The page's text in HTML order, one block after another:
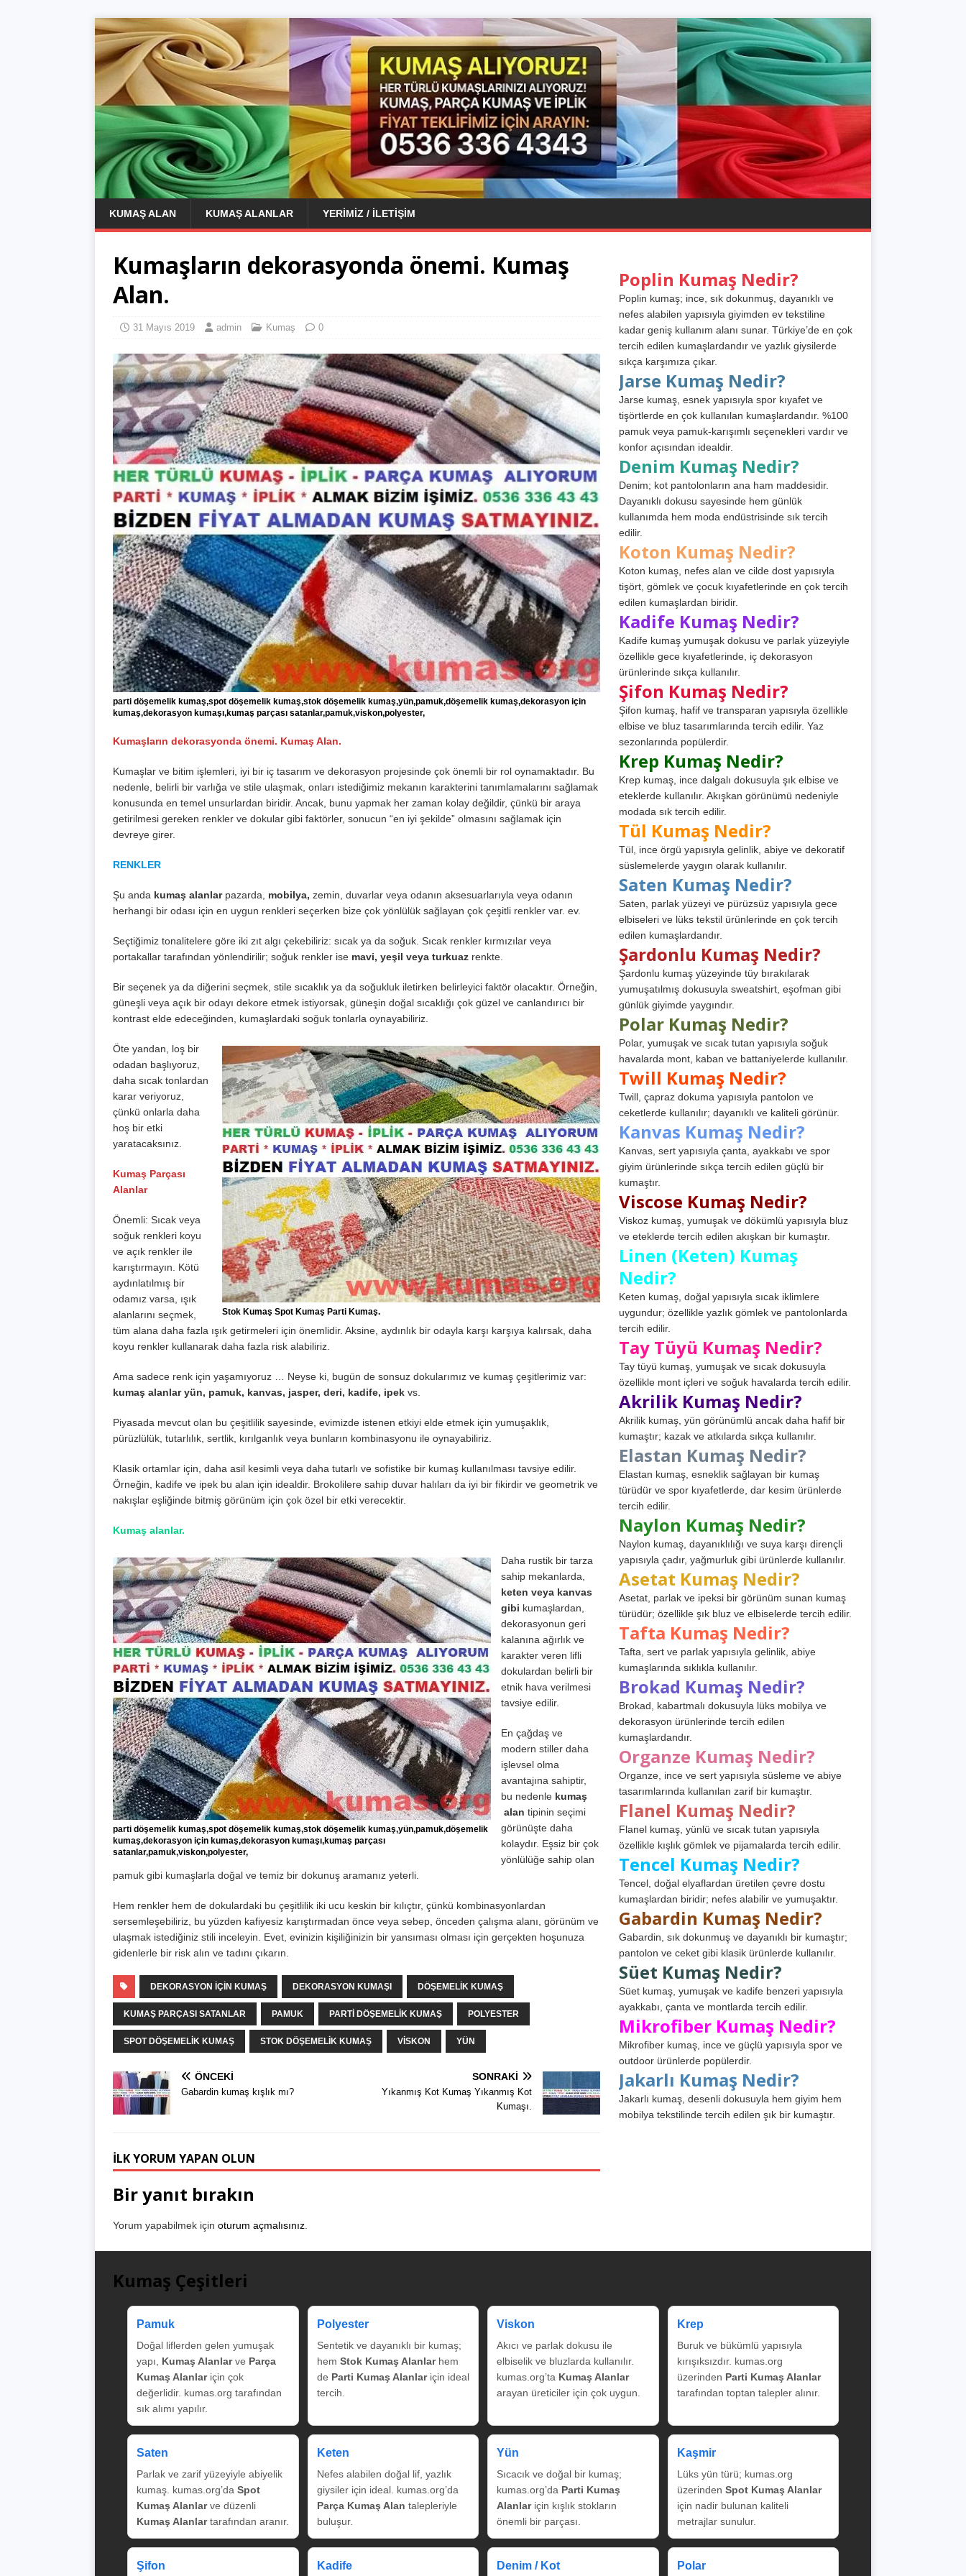
KUMAŞ ALAN KUMAŞ ALANLAR YERIMIZ / İLETIŞIM
Kumaşların dekorasyonda önemi. Kumaş
Alan.
31 Mayıs 2019 admin Kumaş 0
parti döşemelik kumaş,spot döşemelik kumaş,stok döşemelik kumaş,yün,pamuk,döşemelik kumaş,dekorasyon için
kumaş,dekorasyon kumaşı,kumaş parçası satanlar,pamuk,viskon,polyester,
Kumaşların dekorasyonda önemi. Kumaş Alan.
Kumaşlar ve bitim işlemleri, iyi bir iç tasarım ve dekorasyon projesinde çok önemli bir rol oynamaktadır. Bu
nedenle, belirli bir varlığa ve stile ulaşmak, onları istediğimiz mekanın karakterini tanımlamalarını sağlamak
konusunda en temel unsurlardan biridir. Ancak, bunu yapmak her zaman kolay değildir, çünkü bir araya
getirilmesi gereken renkler ve dokular gibi faktörler, sonucun “en iyi şekilde” olmasını sağlamak için
devreye girer.
RENKLER
Şu anda kumaş alanlarpazarda, mobilya, zemin, duvarlar veya odanın aksesuarlarıyla veya odanın
herhangi bir odası için en uygun renkleri seçerken bize çok yönlülük sağlayan çok çeşitli renkler var. ev.
Seçtiğimiz tonalitelere göre iki zıt algı çekebiliriz: sıcak ya da soğuk. Sıcak renkler kırmızılar veya
portakallar tarafından yönlendirilir; soğuk renkler ise mavi, yeşil veya turkuaz renkte.
Bir seçenek ya da diğerini seçmek, stile sıcaklık ya da soğukluk iletirken belirleyici faktör olacaktır. Örneğin,
güneşli veya açık bir odayı dekore etmek istiyorsak, güneşin doğal sıcaklığı çok güzel ve canlandırıcı bir
kontrast elde edeceğinden, kumaşlardaki soğuk tonlarla oynayabiliriz.
Stok Kumaş Spot Kumaş Parti Kumaş.
Öte yandan, loş bir
odadan başlıyoruz,
daha sıcak tonlardan
karar veriyoruz,
çünkü onlarla daha
hoş bir etki
yaratacaksınız.
Kumaş Parçası
Alanlar
Önemli: Sıcak veya
soğuk renkleri koyu
ve açık renkler ile
karıştırmayın. Kötü
aydınlatılmış bir
odamız varsa, ışık
alanlarını seçmek,
tüm alana daha fazla ışık getirmeleri için önemlidir. Aksine, aydınlık bir odayla karşı karşıya kalırsak, daha
koyu renkler kullanarak daha fazla risk alabiliriz.
Ama sadece renk için yaşamıyoruz … Neyse ki, bugün de sonsuz dokularımız ve kumaş çeşitlerimiz var:
kumaş alanlar yün, pamuk, kanvas, jasper, deri, kadife, ipek vs.
Piyasada mevcut olan bu çeşitlilik sayesinde, evimizde istenen etkiyi elde etmek için yumuşaklık,
pürüzlülük, tutarlılık, sertlik, kırılganlık veya bunların kombinasyonu ile oynayabiliriz.
Klasik ortamlar için, daha asil kesimli veya daha tutarlı ve sofistike bir kumaş kullanılması tavsiye edilir.
Örneğin, kadife ve ipek bu alan için idealdir. Brokolilere sahip duvar halıları da iyi bir fikirdir ve geometrik ve
nakışlar eşliğinde bitmiş görünüm için çok özel bir etki verecektir.
Kumaş alanlar.
parti döşemelik kumaş,spot döşemelik kumaş,stok döşemelik kumaş,yün,pamuk,döşemelik
kumaş,dekorasyon için kumaş,dekorasyon kumaşı,kumaş parçası
satanlar,pamuk,viskon,polyester,
Daha rustik bir tarza
sahip mekanlarda,
keten veya kanvas
gibi kumaşlardan,
dekorasyonun geri
kalanına ağırlık ve
karakter veren lifli
dokulardan belirli bir
etnik hava verilmesi
tavsiye edilir.
En çağdaş ve
modern stiller daha
işlevsel olma
avantajına sahiptir,
bu nedenle kumaş
alan tipinin seçimi
görünüşte daha
kolaydır. Eşsiz bir çok
yönlülüğe sahip olan
pamuk gibi kumaşlarla doğal ve temiz bir dokunuş aramanız yeterli.
Hem renkler hem de dokulardaki bu çeşitlilik iki ucu keskin bir kılıçtır, çünkü kombinasyonlardan
sersemleşebiliriz, bu yüzden kafiyesiz karıştırmadan önce veya sebep, önceden çalışma alanı, görünüm ve
ulaşmak istediğiniz stili inceleyin. Evet, evinizin kişiliğinizin bir yansıması olması için gerçekten hoşunuza
gidenlerle bir risk alın ve tadını çıkarın.
DEKORASYON IÇIN KUMAŞ DEKORASYON KUMAŞI DÖŞEMELIK KUMAŞ
KUMAŞ PARÇASI SATANLAR PAMUK PARTI DÖŞEMELIK KUMAŞ POLYESTER
SPOT DÖŞEMELIK KUMAŞ STOK DÖŞEMELIK KUMAŞ VISKON YÜN
ÖNCEKI
Gabardin kumaş kışlık mı?
SONRAKI
Yıkanmış Kot Kumaş Yıkanmış Kot
Kumaşı.
İLK YORUM YAPAN OLUN
Bir yanıt bırakın
Yorum yapabilmek için oturum açmalısınız
Poplin Kumaş Nedir?
Poplin kumaş; ince, sık dokunmuş, dayanıklı ve
nefes alabilen yapısıyla giyimden ev tekstiline
kadar geniş kullanım alanı sunar. Türkiye’de en çok
tercih edilen kumaşlardandır ve yazlık giysilerde
sıkça karşımıza çıkar.
Jarse Kumaş Nedir?
Jarse kumaş, esnek yapısıyla spor kıyafet ve
tişörtlerde en çok kullanılan kumaşlardandır. %100
pamuk veya pamuk-karışımlı seçenekleri vardır ve
konfor açısından idealdir.
Denim Kumaş Nedir?
Denim; kot pantolonların ana ham maddesidir.
Dayanıklı dokusu sayesinde hem günlük
kullanımda hem moda endüstrisinde sık tercih
edilir.
Koton Kumaş Nedir?
Koton kumaş, nefes alan ve cilde dost yapısıyla
tişört, gömlek ve çocuk kıyafetlerinde en çok tercih
edilen kumaşlardan biridir.
Kadife Kumaş Nedir?
Kadife kumaş yumuşak dokusu ve parlak yüzeyiyle
özellikle gece kıyafetlerinde, iç dekorasyon
ürünlerinde sıkça kullanılır.
Şifon Kumaş Nedir?
Şifon kumaş, hafif ve transparan yapısıyla özellikle
elbise ve bluz tasarımlarında tercih edilir. Yaz
sezonlarında popülerdir.
Krep Kumaş Nedir?
Krep kumaş, ince dalgalı dokusuyla şık elbise ve
eteklerde kullanılır. Akışkan görünümü nedeniyle
modada sık tercih edilir.
Tül Kumaş Nedir?
Tül, ince örgü yapısıyla gelinlik, abiye ve dekoratif
süslemelerde yaygın olarak kullanılır.
Saten Kumaş Nedir?
Saten, parlak yüzeyi ve pürüzsüz yapısıyla gece
elbiseleri ve lüks tekstil ürünlerinde en çok tercih
edilen kumaşlardandır.
Şardonlu Kumaş Nedir?
Şardonlu kumaş yüzeyinde tüy bırakılarak
yumuşatılmış dokusuyla sweatshirt, eşofman gibi
günlük giyimde yaygındır.
Polar Kumaş Nedir?
Polar, yumuşak ve sıcak tutan yapısıyla soğuk
havalarda mont, kaban ve battaniyelerde kullanılır.
Twill Kumaş Nedir?
Twill, çapraz dokuma yapısıyla pantolon ve
ceketlerde kullanılır; dayanıklı ve kaliteli görünür.
Kanvas Kumaş Nedir?
Kanvas, sert yapısıyla çanta, ayakkabı ve spor
giyim ürünlerinde sıkça tercih edilen güçlü bir
kumaştır.
Viscose Kumaş Nedir?
Viskoz kumaş, yumuşak ve dökümlü yapısıyla bluz
ve eteklerde tercih edilen akışkan bir kumaştır.
Linen (Keten) Kumaş
Nedir?
Keten kumaş, doğal yapısıyla sıcak iklimlere
uygundur; özellikle yazlık gömlek ve pantolonlarda
tercih edilir.
Tay Tüyü Kumaş Nedir?
Tay tüyü kumaş, yumuşak ve sıcak dokusuyla
özellikle mont içleri ve soğuk havalarda tercih edilir.
Akrilik Kumaş Nedir?
Akrilik kumaş, yün görünümlü ancak daha hafif bir
kumaştır; kazak ve atkılarda sıkça kullanılır.
Elastan Kumaş Nedir?
Elastan kumaş, esneklik sağlayan bir kumaş
türüdür ve spor kıyafetlerde, dar kesim ürünlerde
tercih edilir.
Naylon Kumaş Nedir?
Naylon kumaş, dayanıklılığı ve suya karşı dirençli
yapısıyla çadır, yağmurluk gibi ürünlerde kullanılır.
Asetat Kumaş Nedir?
Asetat, parlak ve ipeksi bir görünüm sunan kumaş
türüdür; özellikle şık bluz ve elbiselerde tercih edilir.
Tafta Kumaş Nedir?
Tafta, sert ve parlak yapısıyla gelinlik, abiye
kumaşlarında sıklıkla kullanılır.
Brokad Kumaş Nedir?
Brokad, kabartmalı dokusuyla lüks mobilya ve
dekorasyon ürünlerinde tercih edilen
kumaşlardandır.
Organze Kumaş Nedir?
Organze, ince ve sert yapısıyla süsleme ve abiye
tasarımlarında kullanılan zarif bir kumaştır.
Flanel Kumaş Nedir?
Flanel kumaş, yünlü ve sıcak tutan yapısıyla
özellikle kışlık gömlek ve pijamalarda tercih edilir.
Tencel Kumaş Nedir?
Tencel, doğal elyaflardan üretilen çevre dostu
kumaşlardan biridir; nefes alabilir ve yumuşaktır.
Gabardin Kumaş Nedir?
Gabardin, sık dokunmuş ve dayanıklı bir kumaştır;
pantolon ve ceket gibi klasik ürünlerde kullanılır.
Süet Kumaş Nedir?
Süet kumaş, yumuşak ve kadife benzeri yapısıyla
ayakkabı, çanta ve montlarda tercih edilir.
Mikrofiber Kumaş Nedir?
Mikrofiber kumaş, ince ve güçlü yapısıyla spor ve
outdoor ürünlerde popülerdir.
Jakarlı Kumaş Nedir?
Jakarlı kumaş, desenli dokusuyla hem giyim hem
mobilya tekstilinde tercih edilen şık bir kumaştır.
Kumaş Çeşitleri
Pamuk
Doğal liflerden gelen yumuşak
yapı, Kumaş Alanlarve Parça
Kumaş Alanlariçin çok
değerlidir. kumas.org tarafından
sık alımı yapılır.
Polyester
Sentetik ve dayanıklı bir kumaş;
hem Stok Kumaş Alanlarhem
de Parti Kumaş Alanlariçin ideal
tercih.
Viskon
Akıcı ve parlak dokusu ile
elbiselik ve bluzlarda kullanılır.
kumas.org’ta Kumaş Alanlar
arayan üreticiler için çok uygun.
Krep
Buruk ve bükümlü yapısıyla
kırışıksızdır. kumas.org
üzerinden Parti Kumaş Alanlar
tarafından toptan talepler alınır.
Saten
Parlak ve zarif yüzeyiyle abiyelik
kumaş. kumas.org’da Spot
Kumaş Alanlarve düzenli
Kumaş Alanlartarafından aranır.
Keten
Nefes alabilen doğal lif, yazlık
giysiler için ideal. kumas.org’da
Parça Kumaş Alan talepleriyle
buluşur.
Yün
Sıcacık ve doğal bir kumaş;
kumas.org’da Parti Kumaş
Alanlariçin kışlık stokların
önemli bir parçası.
Kaşmir
Lüks yün türü; kumas.org
üzerinden Spot Kumaş Alanlar
için nadir bulunan kaliteli
metrajlar sunulur.
Şifon Kadife Denim / Kot Polar